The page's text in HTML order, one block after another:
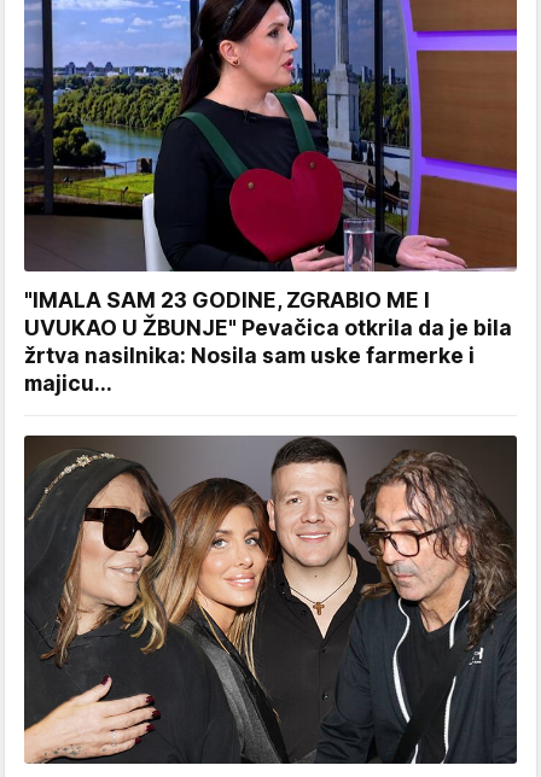
"IMALA SAM 23 GODINE, ZGRABIO ME I
UVUKAO U ŽBUNJE" Pevačica otkrila da je bila
žrtva nasilnika: Nosila sam uske farmerke i
majicu...